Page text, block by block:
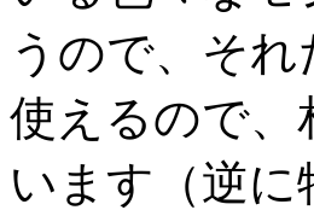
うので、そ
使えるので、
います（逆